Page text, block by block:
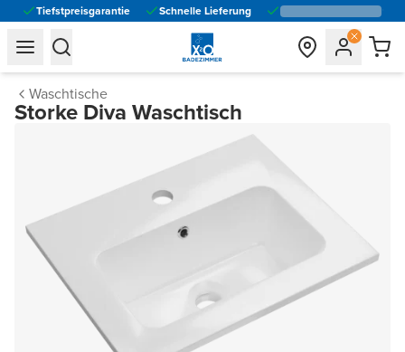
Tiefstpreisgarantie Schnelle Lieferung
general.navigation.toggle_menu.label
general.navigation.toggle_menu.label
Waschtische
Storke Diva Waschtisch